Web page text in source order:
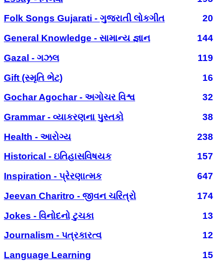
Folk Songs Gujarati - ગુજરાતી લોકગીત
20
General Knowledge - સામાન્ય જ્ઞાન
144
Gazal - ગઝલ
119
Gift (સ્મૃતિ ભેટ)
16
Gochar Agochar - અગોચર વિશ્વ
32
Grammar - વ્યાકરણના પુસ્તકો
38
Health - આરોગ્ય
238
Historical - ઇતિહાસવિષયક
157
Inspiration - પ્રેરણાત્મક
647
Jeevan Charitro - જીવન ચરિત્રો
174
Jokes - વિનોદનો ટુચકા
13
Journalism - પત્રકારત્વ
12
Language Learning
15